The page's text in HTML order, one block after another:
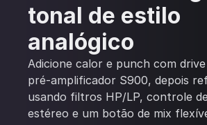
tonal de estilo
analógico
Adicione calor e punch com
pré-amplificador S900, depois
usando filtros HP/LP, controle
estéreo e um botão de mix